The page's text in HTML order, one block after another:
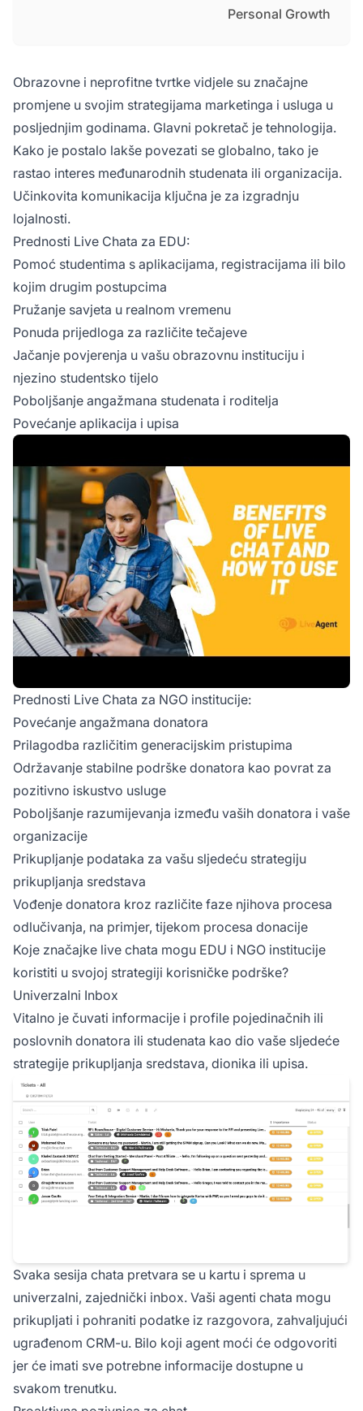
Personal Growth
Obrazovne i neprofitne tvrtke vidjele su značajne
promjene u svojim strategijama marketinga i usluga u
posljednjim godinama. Glavni pokretač je tehnologija.
Kako je postalo lakše povezati se globalno, tako je
rastao interes međunarodnih studenata ili organizacija.
Učinkovita komunikacija ključna je za izgradnju
lojalnosti.
Prednosti Live Chata za EDU:
Pomoć studentima s aplikacijama, registracijama ili bilo
kojim drugim postupcima
Pružanje savjeta u realnom vremenu
Ponuda prijedloga za različite tečajeve
Jačanje povjerenja u vašu obrazovnu instituciju i
njezino studentsko tijelo
Poboljšanje angažmana studenata i roditelja
Povećanje aplikacija i upisa
Prednosti Live Chata za NGO institucije:
Povećanje angažmana donatora
Prilagodba različitim generacijskim pristupima
Održavanje stabilne podrške donatora kao povrat za
pozitivno iskustvo usluge
Poboljšanje razumijevanja između vaših donatora i vaše
organizacije
Prikupljanje podataka za vašu sljedeću strategiju
prikupljanja sredstava
Vođenje donatora kroz različite faze njihova procesa
odlučivanja, na primjer, tijekom procesa donacije
Koje značajke live chata mogu EDU i NGO institucije
koristiti u svojoj strategiji korisničke podrške?
Univerzalni Inbox
Vitalno je čuvati informacije i profile pojedinačnih ili
poslovnih donatora ili studenata kao dio vaše sljedeće
strategije prikupljanja sredstava, dionika ili upisa.
Svaka sesija chata pretvara se u kartu i sprema u
univerzalni, zajednički inbox. Vaši agenti chata mogu
prikupljati i pohraniti podatke iz razgovora, zahvaljujući
ugrađenom CRM-u. Bilo koji agent moći će odgovoriti
jer će imati sve potrebne informacije dostupne u
svakom trenutku.